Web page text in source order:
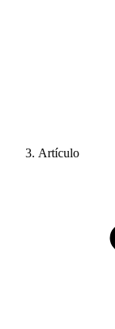
Artículo